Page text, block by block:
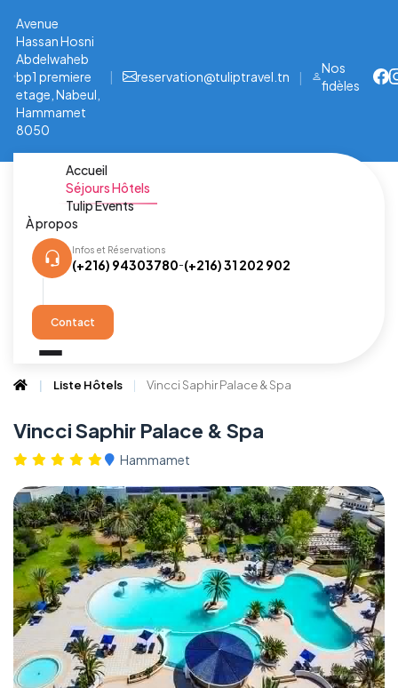
Avenue
Hassan Hosni
Abdelwaheb
bp1 premiere
etage, Nabeul,
Hammamet
8050
| reservation@tuliptravel.tn |
Nos
fidèles
Accueil
Séjours Hôtels
Tulip Events
À propos
Infos et Réservations
(+216) 94303780-(+216) 31 202 902
Contact
Liste Hôtels Vincci Saphir Palace & Spa
Vincci Saphir Palace & Spa
Hammamet